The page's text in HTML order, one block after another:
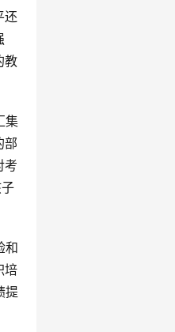
还
教
集
部
考
和
培
提